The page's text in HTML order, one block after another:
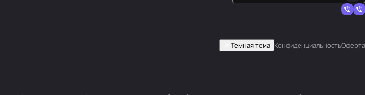
Темная тема КонфиденциальностьОферта